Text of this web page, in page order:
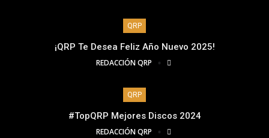
QRP
¡QRP Te Desea Feliz Año Nuevo 2025!
REDACCIÓN QRP
QRP
#TopQRP Mejores Discos 2024
REDACCIÓN QRP